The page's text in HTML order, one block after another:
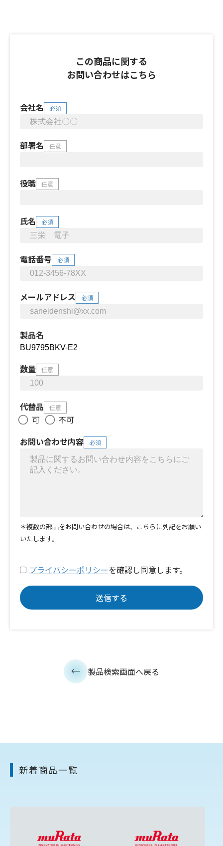
この商品に関する
お問い合わせはこちら
会社名 必須
部署名 任意
役職 任意
氏名 必須
電話番号 必須
メールアドレス 必須
製品名
数量 任意
代替品 任意
可
不可
お問い合わせ内容
必須
＊複数の部品をお問い合わせの場合は、こちらに列記をお願い
いたします。
プライバシーポリシーを確認し同意します。
製品検索画面へ戻る
新着商品一覧